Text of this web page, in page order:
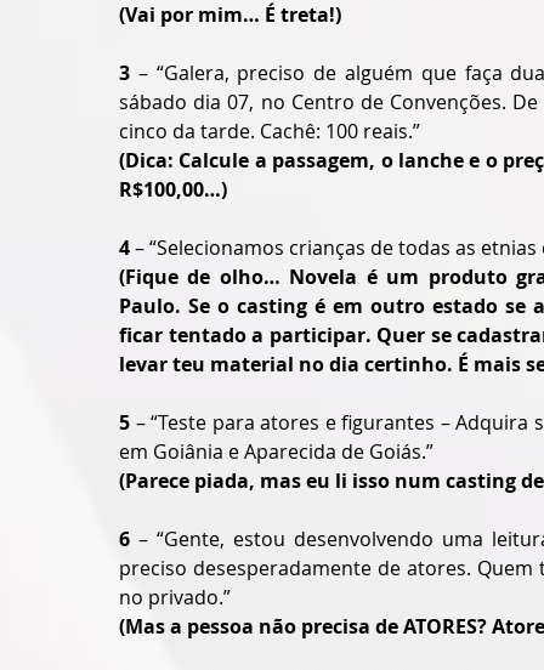
(Vai por mim… É treta!)
3 – “Galera, preciso de alguém que faça
sábado dia 07, no Centro de Convenções.
cinco da tarde. Cachê: 100 reais.”
(Dica: Calcule a passagem, o lanche e o
R$100,00…)
4 – “Selecionamos crianças de todas as
(Fique de olho… Novela é um produto
Paulo. Se o casting é em outro estado
ficar tentado a participar. Quer se
levar teu material no dia certinho. É mais
5 – “Teste para atores e figurantes – Adquira
em Goiânia e Aparecida de Goiás.”
(Parece piada, mas eu li isso num casting
6 – “Gente, estou desenvolvendo uma
preciso desesperadamente de atores.
no privado.”
(Mas a pessoa não precisa de ATORES?